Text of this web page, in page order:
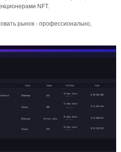
NFT.
рынок - профессионально,